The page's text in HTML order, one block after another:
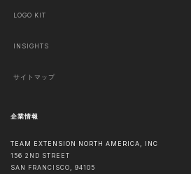
LOGO KIT
INSIGHTS
サイトマップ
企業情報
TEAM EXTENSION NORTH AMERICA, INC
156 2ND STREET
SAN FRANCISCO, 94105